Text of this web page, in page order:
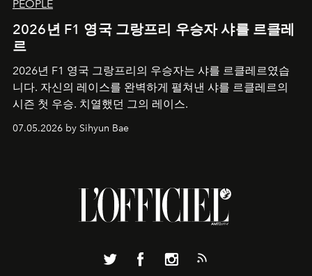
PEOPLE
2026년 F1 영국 그랑프리 우승자 샤를 르클레
르
2026년 F1 영국 그랑프리의 우승자는 샤를 르클레르였습
니다. 자신의 레이스를 완벽하게 펼쳐낸 샤를 르클레르의
시즌 첫 우승. 치열했던 그의 레이스.
07.05.2026 by Sihyun Bae